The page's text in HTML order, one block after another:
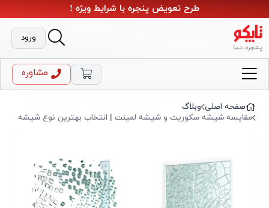
طرح تعویض پنجره با شرایط ویژه !
ورود
مشاوره
صفحه اصلی وبلاگ
مقایسه شیشه سکوریت و شیشه لمینت | انتخاب بهترین نوع شیشه